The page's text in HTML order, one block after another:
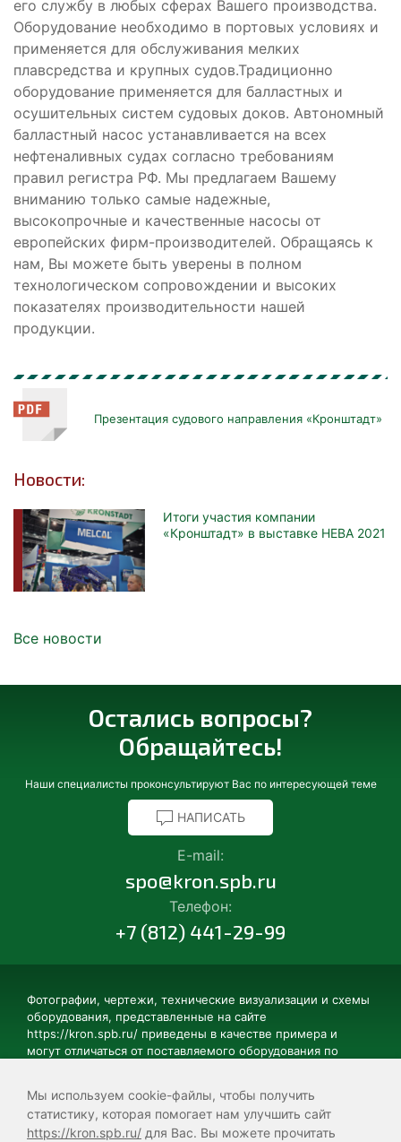
Мы используем cookie-файлы, чтобы получить
статистику, которая помогает нам улучшить сайт
https://kron.spb.ru/ для Вас. Вы можете прочитать
его службу в любых сферах Вашего производства.
Оборудование необходимо в портовых условиях и
применяется для обслуживания мелких
плавсредства и крупных судов.Традиционно
оборудование применяется для балластных и
осушительных систем судовых доков. Автономный
балластный насос устанавливается на всех
нефтеналивных судах согласно требованиям
правил регистра РФ. Мы предлагаем Вашему
вниманию только самые надежные,
высокопрочные и качественные насосы от
европейских фирм-производителей. Обращаясь к
нам, Вы можете быть уверены в полном
технологическом сопровождении и высоких
показателях производительности нашей
продукции.
Презентация судового направления «Кронштадт»
Новости:
Итоги участия компании
«Кронштадт» в выставке НЕВА 2021
Все новости
Остались вопросы?
Обращайтесь!
Наши специалисты проконсультируют Вас по интересующей теме
НАПИСАТЬ
E-mail:
spo@kron.spb.ru
Телефон:
+7 (812) 441-29-99
Фотографии, чертежи, технические визуализации и схемы
оборудования, представленные на сайте
https://kron.spb.ru/ приведены в качестве примера и
могут отличаться от поставляемого оборудования по
дополнительные элементы, не поставляющиеся в базовой
комплектации. Технические характеристики
представленного на данном сайте оборудования могут